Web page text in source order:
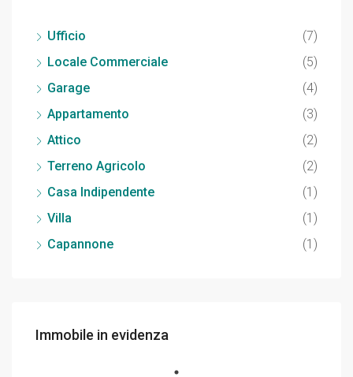
Ufficio
(7)
Locale Commerciale
(5)
Garage
(4)
Appartamento
(3)
Attico
(2)
Terreno Agricolo
(2)
Casa Indipendente
(1)
Villa
(1)
Capannone
(1)
Immobile in evidenza